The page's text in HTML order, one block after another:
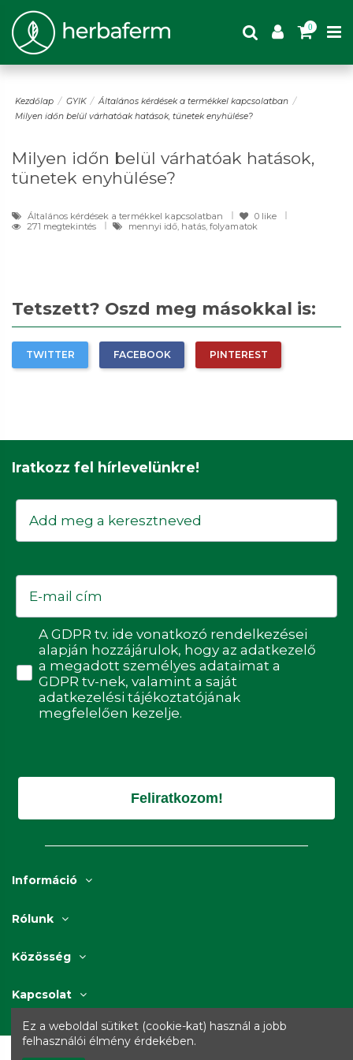
0
Kezdőlap GYIK
Általános kérdések a termékkel kapcsolatban
Milyen időn belül várhatóak hatások, tünetek enyhülése?
Milyen időn belül várhatóak hatások,
tünetek enyhülése?
Általános kérdések a termékkel kapcsolatban 0 like
271 megtekintés
mennyi idő, hatás, folyamatok
Tetszett? Oszd meg másokkal is:
TWITTER FACEBOOK PINTEREST
Iratkozz fel hírlevelünkre!
Keresztnév
Email
Adatvédelmi hozzájárulás
A GDPR tv. ide vonatkozó rendelkezései
alapján hozzájárulok, hogy az adatkezelő
a megadott személyes adataimat a
GDPR tv-nek, valamint a saját
adatkezelési tájékoztatójának
megfelelően kezelje.
Feliratkozom!
Információ
Rólunk
Közösség
Kapcsolat
Ez a weboldal sütiket (cookie-kat) használ a jobb
felhasználói élmény érdekében.